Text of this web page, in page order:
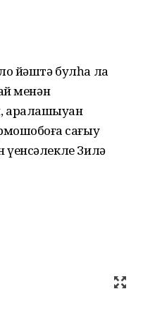
йәштә булһа ла
менән
сағыу
үҙенсәлекле Зилә